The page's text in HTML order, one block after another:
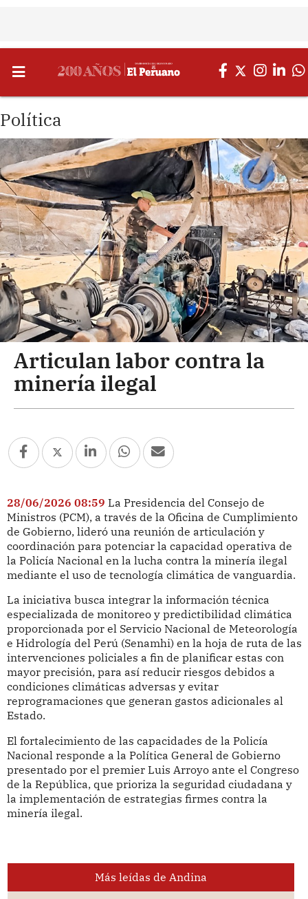
Política
Articulan labor contra la
minería ilegal
28/06/2026 08:59 La Presidencia del Consejo de
Ministros (PCM), a través de la Oficina de Cumplimiento
de Gobierno, lideró una reunión de articulación y
coordinación para potenciar la capacidad operativa de
la Policía Nacional en la lucha contra la minería ilegal
mediante el uso de tecnología climática de vanguardia.
La iniciativa busca integrar la información técnica
especializada de monitoreo y predictibilidad climática
proporcionada por el Servicio Nacional de Meteorología
e Hidrología del Perú (Senamhi) en la hoja de ruta de las
intervenciones policiales a fin de planificar estas con
mayor precisión, para así reducir riesgos debidos a
condiciones climáticas adversas y evitar
reprogramaciones que generan gastos adicionales al
Estado.
El fortalecimiento de las capacidades de la Policía
Nacional responde a la Política General de Gobierno
presentado por el premier Luis Arroyo ante el Congreso
de la República, que prioriza la seguridad ciudadana y
la implementación de estrategias firmes contra la
minería ilegal.
Más leídas de Andina